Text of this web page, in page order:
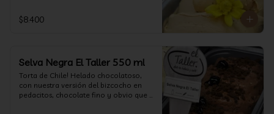
$8.400
Selva Negra El Taller 550 ml
Torta de Chile! Helado chocolatoso,
con nuestra versión del bizcocho en
pedacitos, chocolate fino y obvio que